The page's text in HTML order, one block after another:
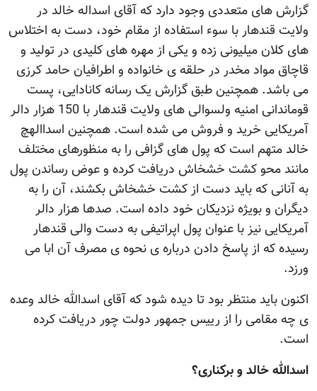
گزارش های متعددی وجود دارد که آقای اسداله خالد در
ولايت قندهار با سوء استفاده از مقام خود، دست به اختلاس
های کلان ميليونی زده و يکی از مهره های کليدی در توليد و
قاچاق مواد مخدر در حلقه ی خانواده و اطرافیان حامد کرزی
می باشد. همچنين طبق گزارش يک رسانه کانادایی، پست
قوماندانی امنيه ولسوالی های ولایت قندهار با 150 هزار دالر
آمريکایی خريد و فروش می شده است. همچنين اسداالهچ
خالد متهم است که پول های گزافی را به منظورهای مختلف
مانند محو کشت خشخاش دريافت کرده و عوض رساندن پول
به آنانی که بايد دست از کشت خشخاش بکشند، آن را به
ديگران و بويژه نزديکان خود داده است. صدها هزار دالر
آمريکايی نيز با عنوان پول اپراتیفی به دست والی قندهار
رسیده که از پاسخ دادن درباره ی نحوه ی مصرف آن ابا می
ورزد.
اکنون باید منتظر بود تا دیده شود که آقای اسدالله خالد وعده
ی چه مقامی را از رییس جمهور دولت چور دریافت کرده
است.
اسدالله خالد و برکناری؟